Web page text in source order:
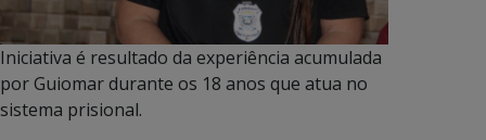
Iniciativa é resultado da experiência acumulada
por Guiomar durante os 18 anos que atua no
sistema prisional.